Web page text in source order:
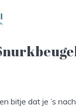
bitje dat je ’s